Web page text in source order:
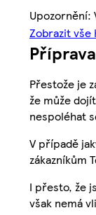
Upozornění:
Zobrazit vše
Přestože je
že může
nespoléhat
V případě
zákazníkům
I přesto, že
však nemá